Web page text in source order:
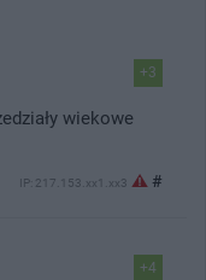
+3
wiekowe
IP: 217.153.xx1.xx3 #
+4